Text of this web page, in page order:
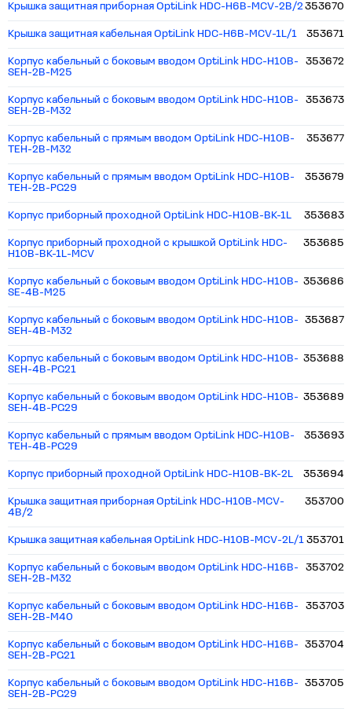
Крышка защитная приборная OptiLink HDC-H6B-MCV-2B/2353670
Крышка защитная кабельная OptiLink HDC-H6B-MCV-1L/1 353671
Корпус кабельный c боковым вводом OptiLink HDC-H10B-
SEH-2B-M25
353672
Корпус кабельный c боковым вводом OptiLink HDC-H10B-
SEH-2B-M32
353673
Корпус кабельный с прямым вводом OptiLink HDC-H10B-
TEH-2B-M32
353677
Корпус кабельный с прямым вводом OptiLink HDC-H10B-
TEH-2B-PG29
353679
Корпус приборный проходной OptiLink HDC-H10B-BK-1L 353683
Корпус приборный проходной с крышкой OptiLink HDC-
H10B-BK-1L-MCV
353685
Корпус кабельный c боковым вводом OptiLink HDC-H10B-
SE-4B-M25
353686
Корпус кабельный c боковым вводом OptiLink HDC-H10B-
SEH-4B-M32
353687
Корпус кабельный c боковым вводом OptiLink HDC-H10B-
SEH-4B-PG21
353688
Корпус кабельный c боковым вводом OptiLink HDC-H10B-
SEH-4B-PG29
353689
Корпус кабельный с прямым вводом OptiLink HDC-H10B-
TEH-4B-PG29
353693
Корпус приборный проходной OptiLink HDC-H10B-BK-2L 353694
Крышка защитная приборная OptiLink HDC-H10B-MCV-
4B/2
353700
Крышка защитная кабельная OptiLink HDC-H10B-MCV-2L/1 353701
Корпус кабельный c боковым вводом OptiLink HDC-H16B-
SEH-2B-M32
353702
Корпус кабельный c боковым вводом OptiLink HDC-H16B-
SEH-2B-M40
353703
Корпус кабельный c боковым вводом OptiLink HDC-H16B-
SEH-2B-PG21
353704
Корпус кабельный c боковым вводом OptiLink HDC-H16B-
SEH-2B-PG29
353705